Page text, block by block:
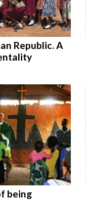
Republic. A
being